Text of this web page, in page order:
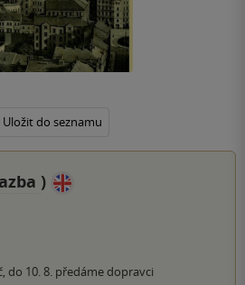
Uložit do seznamu
)
do 10. 8. předáme dopravci